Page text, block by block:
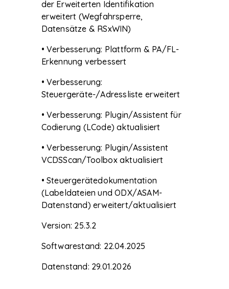
der Erweiterten Identifikation
erweitert (Wegfahrsperre,
Datensätze & RSxWIN)
• Verbesserung: Plattform & PA/FL-
Erkennung verbessert
• Verbesserung:
Steuergeräte-/Adressliste erweitert
• Verbesserung: Plugin/Assistent für
Codierung (LCode) aktualisiert
• Verbesserung: Plugin/Assistent
VCDSScan/Toolbox aktualisiert
• Steuergerätedokumentation
(Labeldateien und ODX/ASAM-
Datenstand) erweitert/aktualisiert
Version: 25.3.2
Softwarestand: 22.04.2025
Datenstand: 29.01.2026